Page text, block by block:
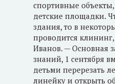
спортивные
детские площадки.
здания, то в
проводится
Иванов. — Основная
знаний, 1 сентября
детьми перерезать
линейку и открыть